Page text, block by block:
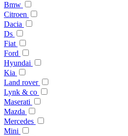
Bmw
Citroen
Dacia
Ds
Fiat
Ford
Hyundai
Kia
Land rover
Lynk & co
Maserati
Mazda
Mercedes
Mini